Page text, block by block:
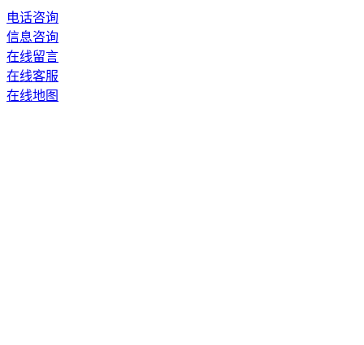
电话咨询
信息咨询
在线留言
在线客服
在线地图